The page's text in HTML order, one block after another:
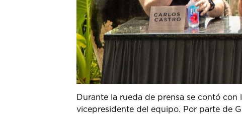
Durante la rueda de prensa se contó
vicepresidente del equipo. Por parte de